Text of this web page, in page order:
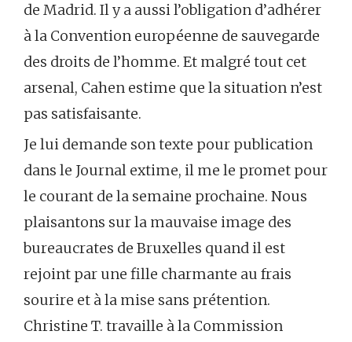
de Madrid. Il y a aussi l’obligation d’adhérer
à la Convention européenne de sauvegarde
des droits de l’homme. Et malgré tout cet
arsenal, Cahen estime que la situation n’est
pas satisfaisante.
Je lui demande son texte pour publication
dans le Journal extime, il me le promet pour
le courant de la semaine prochaine. Nous
plaisantons sur la mauvaise image des
bureaucrates de Bruxelles quand il est
rejoint par une fille charmante au frais
sourire et à la mise sans prétention.
Christine T. travaille à la Commission